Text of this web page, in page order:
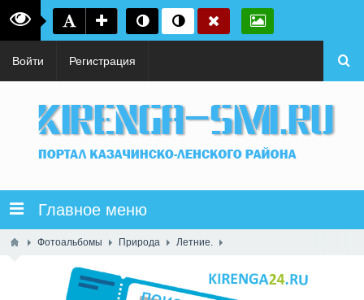
Войти Регистрация
Главное меню
Фотоальбомы Природа Летние.